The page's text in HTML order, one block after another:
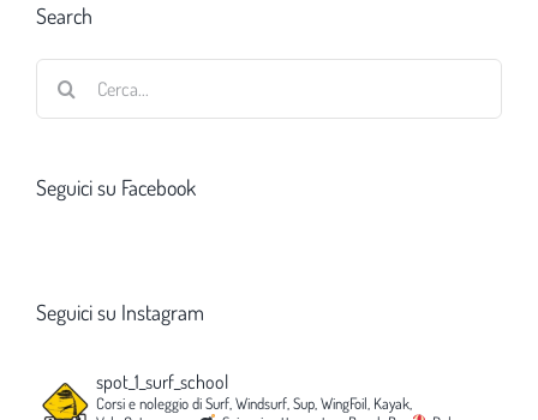
Search
Seguici su Facebook
Seguici su Instagram
spot_1_surf_school
Corsi e noleggio di Surf, Windsurf, Sup, WingFoil, Kayak,